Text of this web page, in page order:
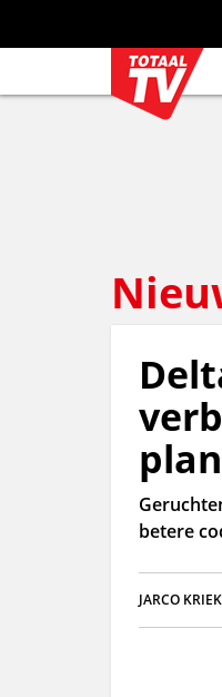
betere
JARCO KRIEK